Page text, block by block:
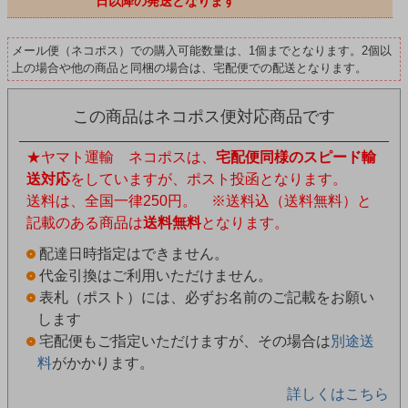
メール便（ネコポス）での購入可能数量は、1個までとなります。2個以
上の場合や他の商品と同梱の場合は、宅配便での配送となります。
この商品はネコポス便対応商品です
★ヤマト運輸 ネコポスは、 宅配便同様のスピード輸
送対応をしていますが、ポスト投函となります。
送料は、全国一律250円。 ※送料込（送料無料）と
記載のある商品は送料無料となります。
配達日時指定はできません。
代金引換はご利用いただけません。
表札（ポスト）には、必ずお名前のご記載をお願い
します
宅配便もご指定いただけますが、その場合は別途送
料がかかります。
詳しくはこちら